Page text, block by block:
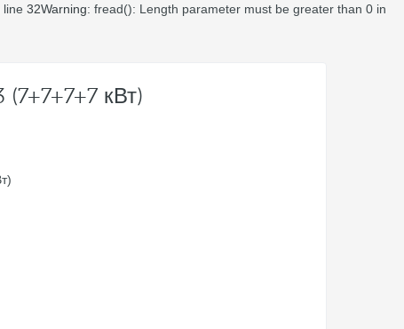
line 32Warning: fread(): Length parameter must be greater than 0 in
кВт)